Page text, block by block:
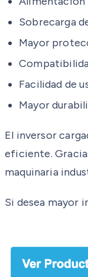
Sobrecarga
Mayor
Facilidad de
Mayor
El inversor
eficiente.
maquinaria
Si desea mayor